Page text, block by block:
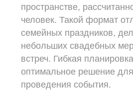
пространстве,
человек. Такой формат
семейных праздников,
небольших свадебных
встреч. Гибкая
оптимальное решение
проведения события.